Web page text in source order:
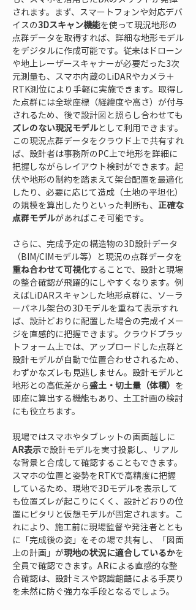
されます。まず、スマートフォンや対応デバ
イスの3Dスキャン機能を使って現況地形の
点群データを取得すれば、詳細な地形モデル
をデジタルに作成可能です。従来はドローン
や地上レーザースキャナーが必要だった3次
元測量も、スマホ内蔵のLiDARやカメラ＋
RTK測位により手軽に実施できます。取得し
た点群には全球座標（経緯度や高さ）が付与
されるため、後で設計図と照らし合わせても
ズレのない現況モデルとして利用できます。
この現況点群データをクラウド上で共有すれ
ば、設計者は事務所のPC上で地形を詳細に
把握しながらレイアウト検討ができます。起
伏や地形の制約を踏まえて架台配置を最適化
したり、必要に応じて造成（土地の平坦化）
の規模を算出したりといった判断も、 正確な
点群モデルがあればこそ可能です。
さらに、完成予定の構造物の3D設計データ
（BIM/CIMモデル等）と現況の点群データを
重ね合わせて可視化することで、設計と現場
の整合確認が飛躍的にしやすくなります。例
えばLiDARスキャンした地形点群に、ソーラ
ーパネル架台の3Dモデルを重ねて表示すれ
ば、設計どおりに配置した場合の完成イメー
ジを直感的に把握できます。クラウドプラッ
トフォーム上では、アップロードした点群と
設計モデルが自動で位置合わせされるため、
わずかなズレも見逃しません。設計モデルと
地形との高低差から盛土・切土量（体積） を
即座に算出する機能もあり、土工計画の検討
にも役立ちます。
現場ではスマホやタブレットの画面越しに
AR表示で設計モデルを実寸投影し、リアル
な背景と合成して確認することもできます。
スマホの位置と姿勢をRTKで高精度に把握
しているため、現地で3Dモデルを表示して
も位置ズレが起こりにくく、設計どおりの位
置にピタリと仮想モデルが固定されます。こ
れにより、施工前に現場監督や発注者ととも
に「完成後の姿」をその場で共有し、「図面
上の計画」が現地の状況に適合しているかを
全員で確認できます。ARによる直感的な整
合確認は、設計ミスや認識齟齬による手戻り
を未然に防ぐ強力な手段となるでしょう。